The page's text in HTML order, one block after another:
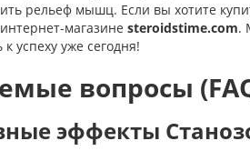
рельеф мышц. Если вы хотите
магазине steroidstime.com.
успеху уже сегодня!
вопросы
эффекты